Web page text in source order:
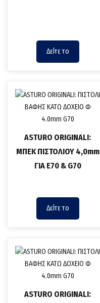
Δείτε το
ASTURO ORIGINALI:
ΜΠΕΚ ΠΙΣΤΟΛΙΟΥ 4,0mm
ΓΙΑ E70 & G70
Δείτε το
ASTURO ORIGINALI: